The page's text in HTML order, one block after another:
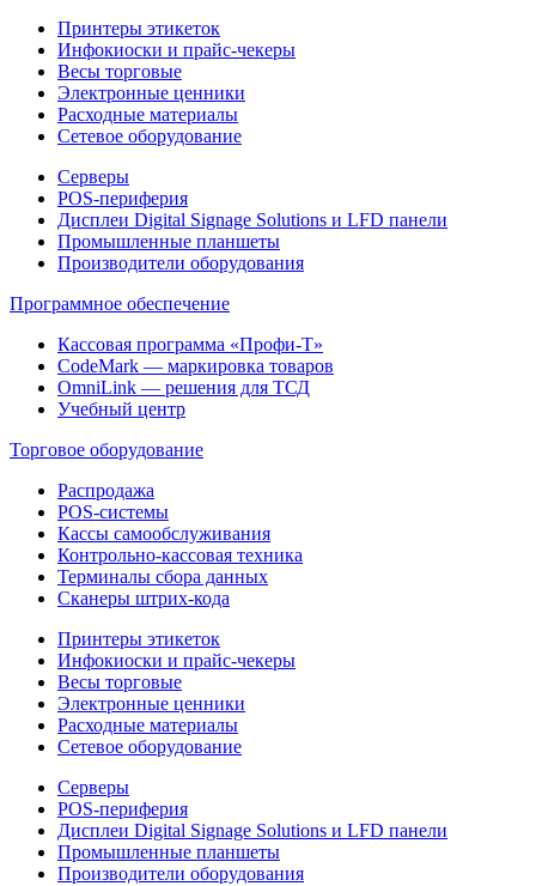
Принтеры этикеток
Инфокиоски и прайс-чекеры
Весы торговые
Электронные ценники
Расходные материалы
Сетевое оборудование
Серверы
POS-периферия
Дисплеи Digital Signage Solutions и LFD панели
Промышленные планшеты
Производители оборудования
Программное обеспечение
Кассовая программа «Профи-Т»
CodeMark — маркировка товаров
OmniLink — решения для ТСД
Учебный центр
Торговое оборудование
Распродажа
POS-системы
Кассы самообслуживания
Контрольно-кассовая техника
Терминалы сбора данных
Сканеры штрих-кода
Принтеры этикеток
Инфокиоски и прайс-чекеры
Весы торговые
Электронные ценники
Расходные материалы
Сетевое оборудование
Серверы
POS-периферия
Дисплеи Digital Signage Solutions и LFD панели
Промышленные планшеты
Производители оборудования